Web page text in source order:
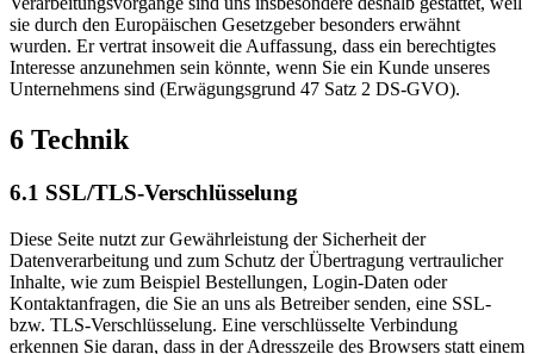
sie durch den Europäischen Gesetzgeber besonders erwähnt
wurden. Er vertrat insoweit die Auffassung, dass ein berechtigtes
Interesse anzunehmen sein könnte, wenn Sie ein Kunde unseres
Unternehmens sind (Erwägungsgrund 47 Satz 2 DS-GVO).
6 Technik
6.1 SSL/TLS-Verschlüsselung
Diese Seite nutzt zur Gewährleistung der Sicherheit der
Datenverarbeitung und zum Schutz der Übertragung vertraulicher
Inhalte, wie zum Beispiel Bestellungen, Login-Daten oder
Kontaktanfragen, die Sie an uns als Betreiber senden, eine SSL-
bzw. TLS-Verschlüsselung. Eine verschlüsselte Verbindung
erkennen Sie daran, dass in der Adresszeile des Browsers statt einem